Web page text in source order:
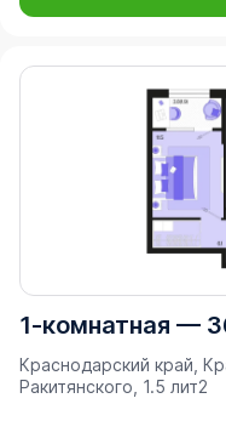
1-комнатная —
Краснодарский край,
Ракитянского, 1.5 лит2